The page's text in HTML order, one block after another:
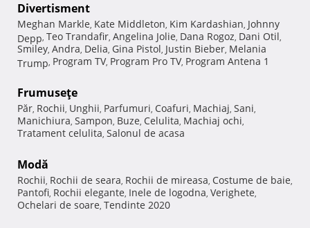
Divertisment
Meghan Markle, Kate Middleton, Kim Kardashian, Johnny
Depp, Teo Trandafir, Angelina Jolie, Dana Rogoz, Dani Otil,
Smiley, Andra, Delia, Gina Pistol, Justin Bieber, Melania
Trump, Program TV, Program Pro TV, Program Antena 1
Frumuseţe
Păr, Rochii, Unghii, Parfumuri, Coafuri, Machiaj, Sani,
Manichiura, Sampon, Buze, Celulita, Machiaj ochi,
Tratament celulita, Salonul de acasa
Modă
Rochii, Rochii de seara, Rochii de mireasa, Costume de baie,
Pantofi, Rochii elegante, Inele de logodna, Verighete,
Ochelari de soare, Tendinte 2020